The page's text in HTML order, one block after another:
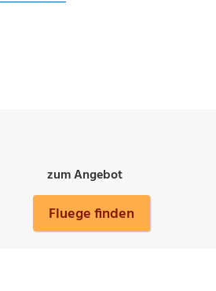
zum Angebot
Fluege finden